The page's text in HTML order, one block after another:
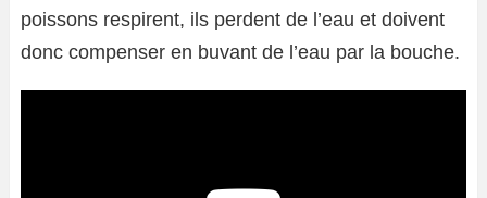
poissons respirent, ils perdent de l’eau et doivent
donc compenser en buvant de l’eau par la bouche.